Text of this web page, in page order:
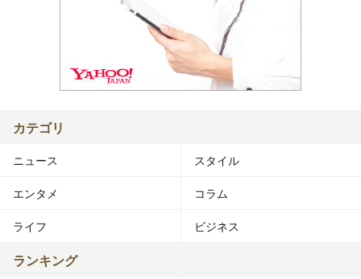
カテゴリ
ニュース スタイル
エンタメ コラム
ライフ ビジネス
ランキング